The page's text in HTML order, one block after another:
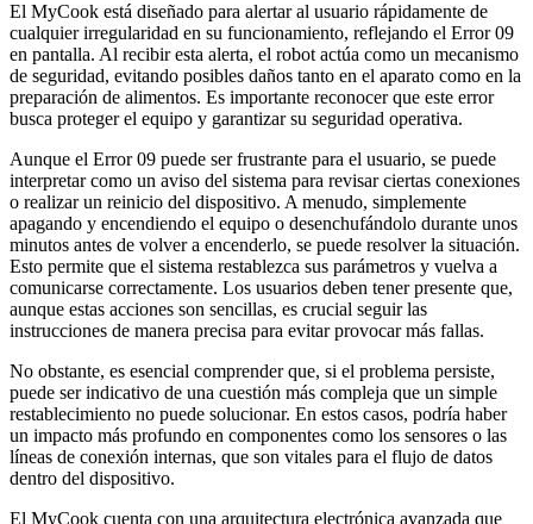
El MyCook está diseñado para alertar al usuario rápidamente de
cualquier irregularidad en su funcionamiento, reflejando el Error 09
en pantalla. Al recibir esta alerta, el robot actúa como un mecanismo
de seguridad, evitando posibles daños tanto en el aparato como en la
preparación de alimentos. Es importante reconocer que este error
busca proteger el equipo y garantizar su seguridad operativa.
Aunque el Error 09 puede ser frustrante para el usuario, se puede
interpretar como un aviso del sistema para revisar ciertas conexiones
o realizar un reinicio del dispositivo. A menudo, simplemente
apagando y encendiendo el equipo o desenchufándolo durante unos
minutos antes de volver a encenderlo, se puede resolver la situación.
Esto permite que el sistema restablezca sus parámetros y vuelva a
comunicarse correctamente. Los usuarios deben tener presente que,
aunque estas acciones son sencillas, es crucial seguir las
instrucciones de manera precisa para evitar provocar más fallas.
No obstante, es esencial comprender que, si el problema persiste,
puede ser indicativo de una cuestión más compleja que un simple
restablecimiento no puede solucionar. En estos casos, podría haber
un impacto más profundo en componentes como los sensores o las
líneas de conexión internas, que son vitales para el flujo de datos
dentro del dispositivo.
El MyCook cuenta con una arquitectura electrónica avanzada que